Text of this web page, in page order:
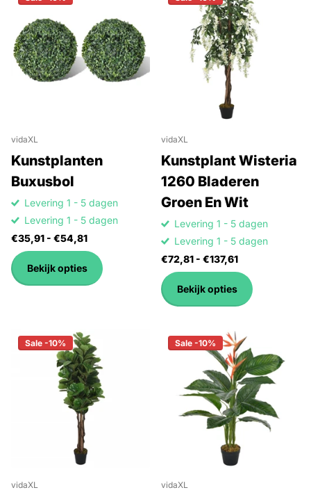
vidaXL
Kunstplanten
Buxusbol
Levering 1 - 5 dagen
Levering 1 - 5 dagen
€35,91 - €54,81
Bekijk opties
vidaXL
Kunstplant Wisteria
1260 Bladeren
Groen En Wit
Levering 1 - 5 dagen
Levering 1 - 5 dagen
€72,81 - €137,61
Bekijk opties
Sale -10%
vidaXL
Sale -10%
vidaXL